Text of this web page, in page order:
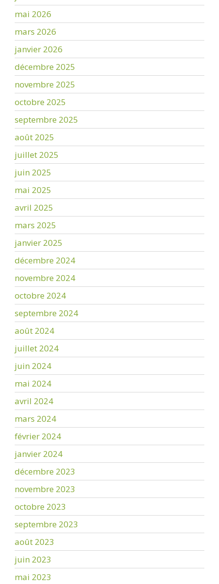
mai 2026
mars 2026
janvier 2026
décembre 2025
novembre 2025
octobre 2025
septembre 2025
août 2025
juillet 2025
juin 2025
mai 2025
avril 2025
mars 2025
janvier 2025
décembre 2024
novembre 2024
octobre 2024
septembre 2024
août 2024
juillet 2024
juin 2024
mai 2024
avril 2024
mars 2024
février 2024
janvier 2024
décembre 2023
novembre 2023
octobre 2023
septembre 2023
août 2023
juin 2023
mai 2023